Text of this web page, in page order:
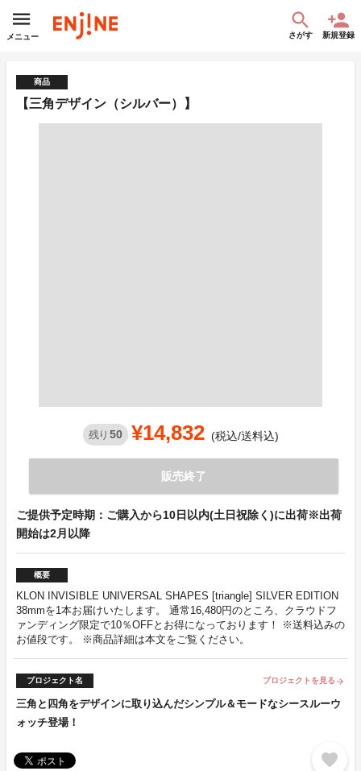
メニュー さがす 新規登録
商品
【三角デザイン（シルバー）】
残り 50 ¥14,832 (税込/送料込)
販売終了
ご提供予定時期：ご購入から10日以内(土日祝除く)に出荷※出荷
開始は2月以降
概要
KLON INVISIBLE UNIVERSAL SHAPES [triangle] SILVER EDITION
38mmを1本お届けいたします。 通常16,480円のところ、クラウドフ
ァンディング限定で10％OFFとお得になっております！ ※送料込みの
お値段です。 ※商品詳細は本文をご覧ください。
プロジェクト名 プロジェクトを見る arrow_forward
三角と四角をデザインに取り込んだシンプル＆モードなシースルーウ
ォッチ登場！
favorite